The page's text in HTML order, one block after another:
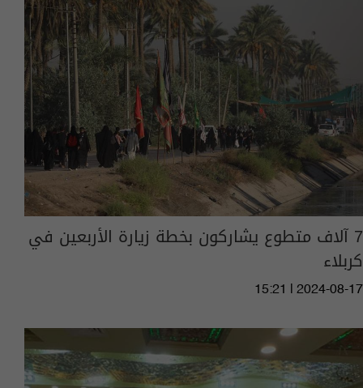
7 آلاف متطوع يشاركون بخطة زيارة الأربعين في
كربلاء
15:21 | 2024-08-17